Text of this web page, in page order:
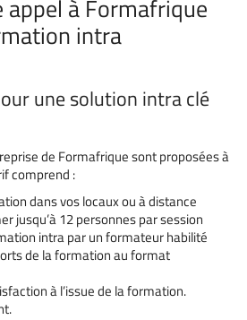
à Formafrique
intra
une solution intra clé
de Formafrique sont proposées à
comprend :
dans vos locaux ou à distance
jusqu’à 12 personnes par session
intra par un formateur habilité
de la formation au format
à l’issue de la formation.